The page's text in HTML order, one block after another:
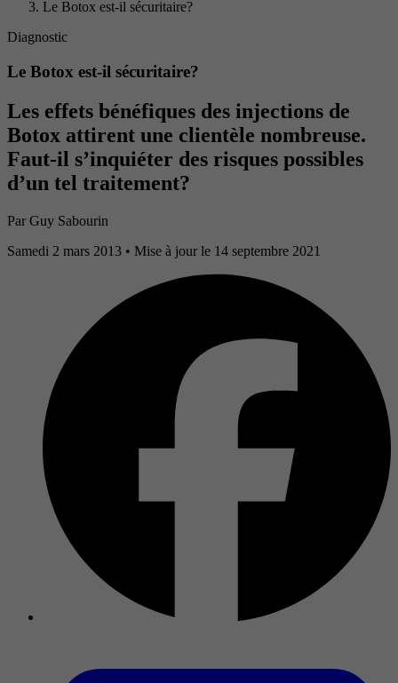
Le Botox est-il sécuritaire?
Diagnostic
Le Botox est-il sécuritaire?
Les effets bénéfiques des injections de
Botox attirent une clientèle nombreuse.
Faut-il s’inquiéter des risques possibles
d’un tel traitement?
Par Guy Sabourin
Samedi 2 mars 2013 • Mise à jour le 14 septembre 2021